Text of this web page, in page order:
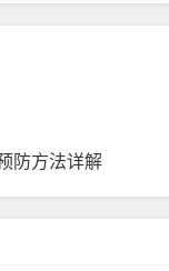
防方法详解